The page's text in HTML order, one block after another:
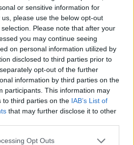
or sensitive information for
please use the below opt-out
Please note that after your
you may continue seeing
on personal information utilized by
disclosed to third parties prior to
opt-out of the further
information by third parties on the
participants. This information may
to third parties on the IAB’s List of
that may further disclose it to other
Opt Outs